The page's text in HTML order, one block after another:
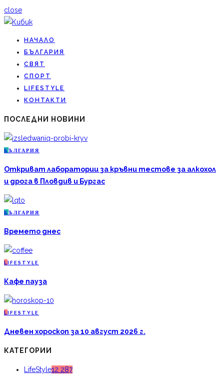
close
НАЧАЛО
БЪЛГАРИЯ
СВЯТ
СПОРТ
LIFESTYLE
КОНТАКТИ
ПОСЛЕДНИ НОВИНИ
Б ЪЛГАРИЯ
Откриват лаборатории за кръвни тестове за алкохол
и дрога в Пловдив и Бургас
Б ЪЛГАРИЯ
Времето днес
L IFESTYLE
Кафе пауза
L IFESTYLE
Дневен хороскоп за 10 август 2026 г.
КАТЕГОРИИ
LifeStyle12 287